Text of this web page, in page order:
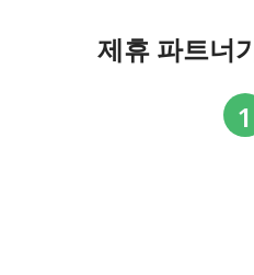
제휴 파트너